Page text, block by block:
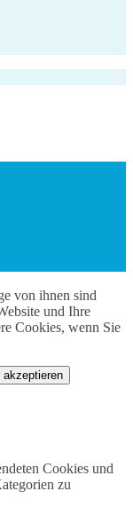
von ihnen sind
und Ihre
Cookies, wenn Sie
Cookies und
zu